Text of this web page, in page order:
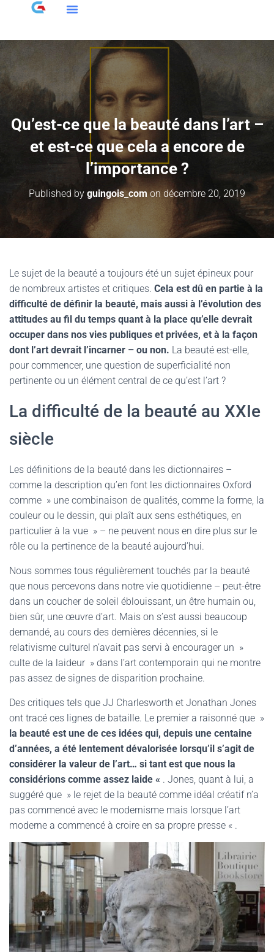
Qu’est-ce que la beauté dans l’art –
et est-ce que cela a encore de
l’importance ?
Published by guingois_comon décembre 20, 2019
Le sujet de la beauté a toujours été un sujet épineux pour
de nombreux artistes et critiques. Cela est dû en partie à la
difficulté de définir la beauté, mais aussi à l’évolution des
attitudes au fil du temps quant à la place qu’elle devrait
occuper dans nos vies publiques et privées, et à la façon
dont l’art devrait l’incarner – ou non. La beauté est-elle,
pour commencer, une question de superficialité non
pertinente ou un élément central de ce qu’est l’art ?
La difficulté de la beauté au XXIe
siècle
Les définitions de la beauté dans les dictionnaires –
comme la description qu’en font les dictionnaires Oxford
comme » une combinaison de qualités, comme la forme, la
couleur ou le dessin, qui plaît aux sens esthétiques, en
particulier à la vue » – ne peuvent nous en dire plus sur le
rôle ou la pertinence de la beauté aujourd’hui.
Nous sommes tous régulièrement touchés par la beauté
que nous percevons dans notre vie quotidienne – peut-être
dans un coucher de soleil éblouissant, un être humain ou,
bien sûr, une œuvre d’art. Mais on s’est aussi beaucoup
demandé, au cours des dernières décennies, si le
relativisme culturel n’avait pas servi à encourager un »
culte de la laideur » dans l’art contemporain qui ne montre
pas assez de signes de disparition prochaine.
Des critiques tels que JJ Charlesworth et Jonathan Jones
ont tracé ces lignes de bataille. Le premier a raisonné que »
la beauté est une de ces idées qui, depuis une centaine
d’années, a été lentement dévalorisée lorsqu’il s’agit de
considérer la valeur de l’art… si tant est que nous la
considérions comme assez laide « . Jones, quant à lui, a
suggéré que » le rejet de la beauté comme idéal créatif n’a
pas commencé avec le modernisme mais lorsque l’art
moderne a commencé à croire en sa propre presse « .